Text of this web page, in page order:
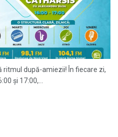
ritmul după-amiezii! În fiecare zi,
și 17:00,...